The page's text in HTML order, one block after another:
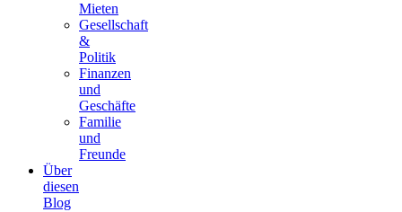
Mieten
Gesellschaft
&
Politik
Finanzen
und
Geschäfte
Familie
und
Freunde
Über
diesen
Blog